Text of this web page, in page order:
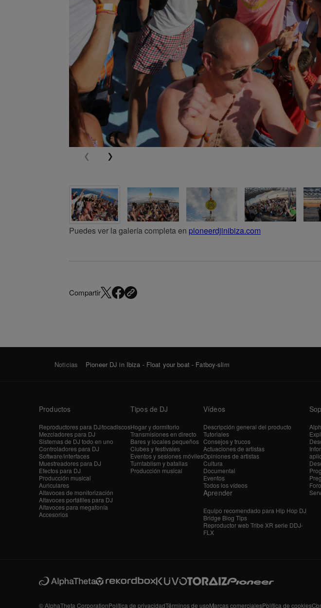
Puedes ver la galería completa en pioneerdjinibiza.com
Compartir
Noticias Pioneer DJ in Ibiza - Float your boat - Fatboy-slim
Productos
Reproductores para DJ/tocadiscos
Mezcladores para DJ
Sistemas de DJ todo en uno
Controladores para DJ
Software/interfaces
Muestreadores para DJ
Efectos para DJ
Producción musical
Auriculares
Altavoces de monitorización
Altavoces portátiles para DJ
Altavoces para megafonía
Accesorios
Tipos de DJ
Hogar y dormitorio
Transmisiones en directo
Bares y locales pequeños
Clubes y festivales
Eventos y sesiones móviles
Turntablism y batallas
Producción musical
Vídeos
Descripción general del producto
Tutoriales
Consejos y trucos
Actuaciones de artistas
Opiniones de artistas
Cultura
Documental
Eventos
Todos los vídeos
Aprender
Equipo recomendado para Hip Hop DJ
Bridge Blog Tips
Reproductor web Tribe XR serie DDJ-
FLX
© AlphaTheta CorporationPolítica de privacidadTérminos de usoMarcas comercialesPolítica de cookies